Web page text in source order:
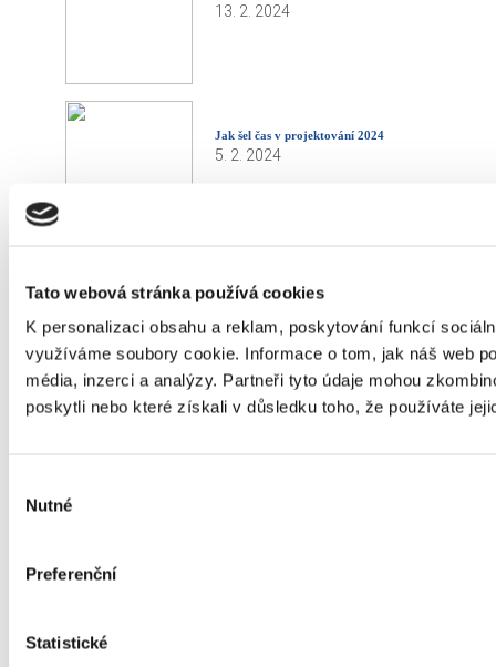
Tato webová stránka používá cookies
K personalizaci obsahu a reklam, poskytování funkcí
využíváme soubory cookie. Informace o tom, jak náš web
média, inzerci a analýzy. Partneři tyto údaje mohou
poskytli nebo které získali v důsledku toho, že používáte
souhlasu
Nutné
Preferenční
Statistické
13. 2. 2024
Jak šel čas v projektování 2024
5. 2. 2024
1. 2. 2024